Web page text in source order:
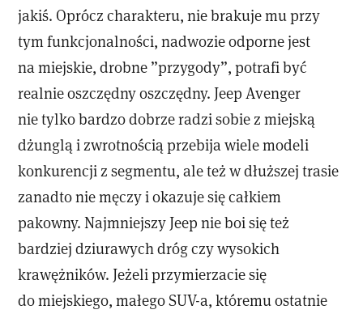
jakiś. Oprócz charakteru, nie brakuje mu przy
tym funkcjonalności, nadwozie odporne jest
na miejskie, drobne ”przygody”, potrafi być
realnie oszczędny oszczędny. Jeep Avenger
nie tylko bardzo dobrze radzi sobie z miejską
dżunglą i zwrotnością przebija wiele modeli
konkurencji z segmentu, ale też w dłuższej trasie
zanadto nie męczy i okazuje się całkiem
pakowny. Najmniejszy Jeep nie boi się też
bardziej dziurawych dróg czy wysokich
krawężników. Jeżeli przymierzacie się
do miejskiego, małego SUV-a, któremu ostatnie